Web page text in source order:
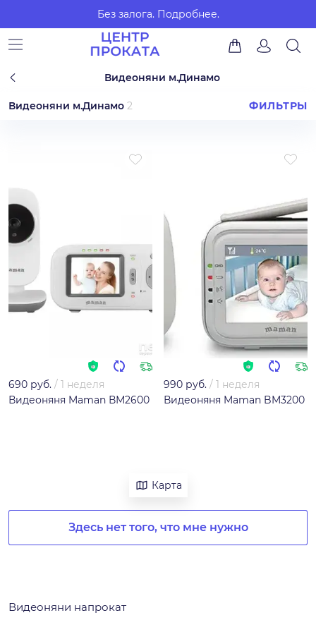
Без залога. Подробнее.
Видеоняни м.Динамо
Видеоняни м.Динамо 2 ФИЛЬТРЫ
690 руб. / 1 неделя
Видеоняня Maman ВМ2600
990 руб. / 1 неделя
Видеоняня Maman BM3200
Карта
Здесь нет того, что мне нужно
Видеоняни напрокат